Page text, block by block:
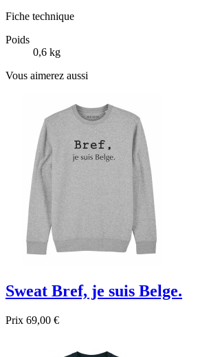
Fiche technique
Poids
0,6 kg
Vous aimerez aussi
Sweat Bref, je suis Belge.
Prix 69,00 €